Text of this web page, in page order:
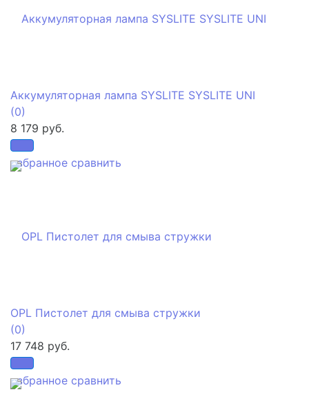
избранное сравнить
Аккумуляторная лампа SYSLITE SYSLITE UNI
(0)
8 179 руб.
избранное сравнить
OPL Пистолет для смыва стружки
(0)
17 748 руб.